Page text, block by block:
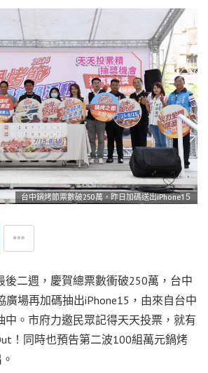
台中鍋烤節票數破250萬，昨日加碼送出iPhone1５
後二週，慶賀總票數衝破250萬，台中
廣場再加碼抽出iPhone15，由來自台中
中。市府力邀民眾記得天天投票，就有
！同時也預告第二波100組萬元鍋烤